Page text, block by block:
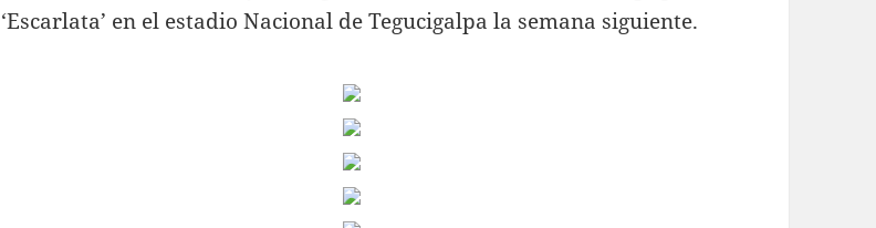
‘Escarlata’ en el estadio Nacional de Tegucigalpa la semana siguiente.